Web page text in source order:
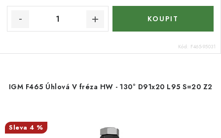
Kód: F465-95031
IGM F465 Úhlová V fréza HW - 130° D91x20 L95 S=20 Z2
4 %